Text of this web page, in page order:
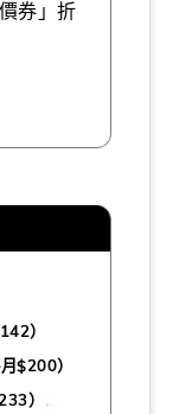
券」折
）
$200）
）